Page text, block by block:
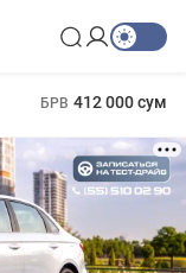
МРОТ 1 271 000 сум